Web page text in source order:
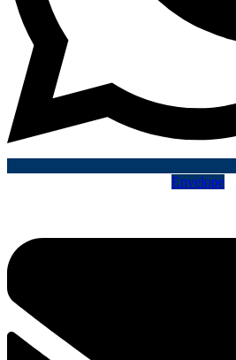
Envelope